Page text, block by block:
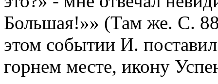
Большая!»» (Там же. С.
этом событии И.
горнем месте, икону